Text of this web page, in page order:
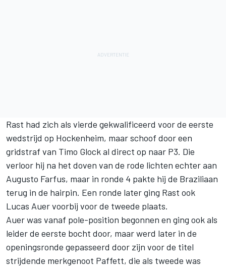
Rast had zich als vierde gekwalificeerd voor de eerste
wedstrijd op Hockenheim, maar schoof door een
gridstraf van Timo Glock al direct op naar P3. Die
verloor hij na het doven van de rode lichten echter aan
Augusto Farfus, maar in ronde 4 pakte hij de Braziliaan
terug in de hairpin. Een ronde later ging Rast ook
Lucas Auer voorbij voor de tweede plaats.
Auer was vanaf pole-position begonnen en ging ook als
leider de eerste bocht door, maar werd later in de
openingsronde gepasseerd door zijn voor de titel
strijdende merkgenoot Paffett, die als tweede was